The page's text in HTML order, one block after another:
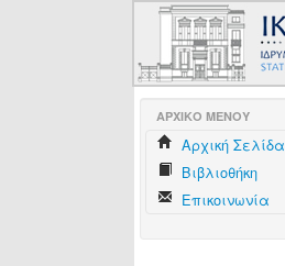
AΡΧΙΚΟ ΜΕΝΟΥ
Aρχική Σελίδα
Βιβλιοθήκη
Επικοινωνία